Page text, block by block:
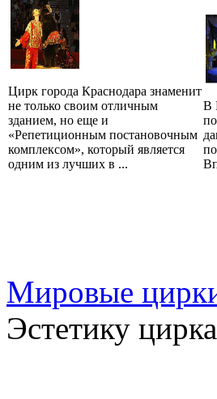
Цирк города Краснодара знаменит
не только своим отличным
зданием, но еще и
«Репетиционным постановочным
комплексом», который является
одним из лучших в ...
В
Мировые
Эстетику